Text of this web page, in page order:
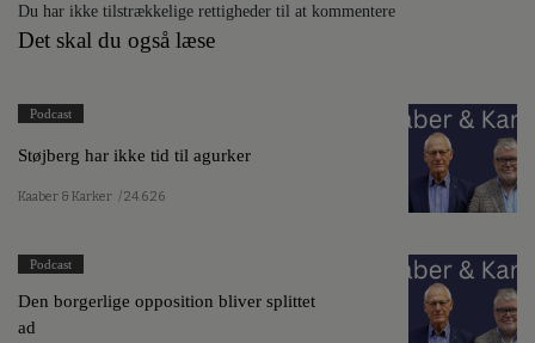
Du har ikke tilstrækkelige rettigheder til at kommentere
Det skal du også læse
Podcast
Støjberg har ikke tid til agurker
Kaaber & Karker / 24.6.26
Podcast
Den borgerlige opposition bliver splittet
ad